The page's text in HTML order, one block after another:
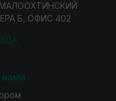
МАЛООХТИНСКИЙ
Б, ОФИС 402